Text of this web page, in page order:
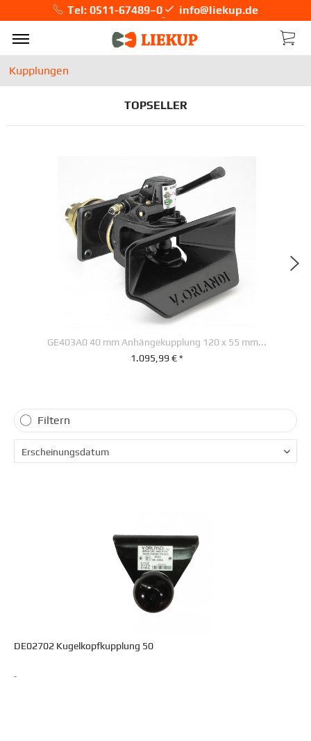
Tel: 0511-67489–0 info@liekup.de
Kupplungen
TOPSELLER
GE403A0 40 mm Anhängekupplung 120 x 55 mm...
1.095,99 € *
Filtern
DE02702 Kugelkopfkupplung 50
-